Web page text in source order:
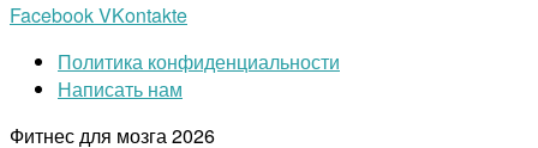
FacebookVKontakte
Политика конфиденциальности
Написать нам
Фитнес для мозга2026